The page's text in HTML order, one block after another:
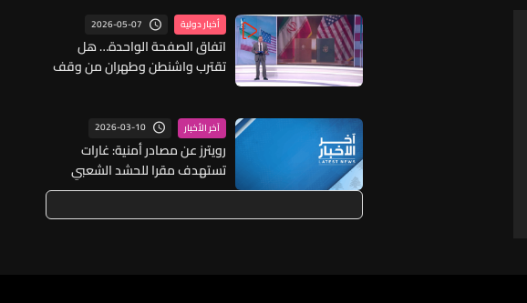
أخبار دولية 2026-05-07
اتفاق الصفحة الواحدة… هل
تقترب واشنطن وطهران من وقف
آخر الأخبار 2026-03-10
رويترز عن مصادر أمنية: غارات
تستهدف مقرا للحشد الشعبي
العراقي قرب كركوك وتسفر عن